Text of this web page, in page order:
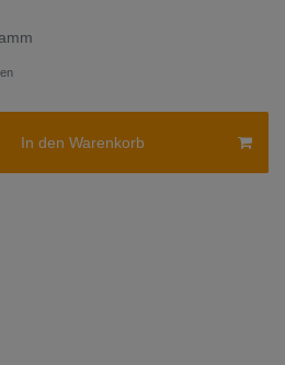
In den Warenkorb